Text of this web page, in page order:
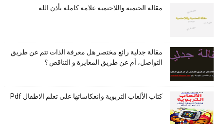
مقالة الحتمية واللاحتمية علامة كاملة بأذن الله
مقالة جدلية رائع مختصر هل معرفة الذات تتم عن طريق
التواصل، أم عن طريق المغايرة و التناقض ؟
كتاب الألعاب التربوية وانعكاساتها على تعلم الاطفال Pdf